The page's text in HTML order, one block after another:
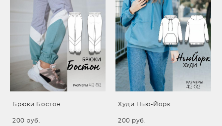
Брюки Бостон
200 pуб.
Худи Нью-Йорк
200 pуб.